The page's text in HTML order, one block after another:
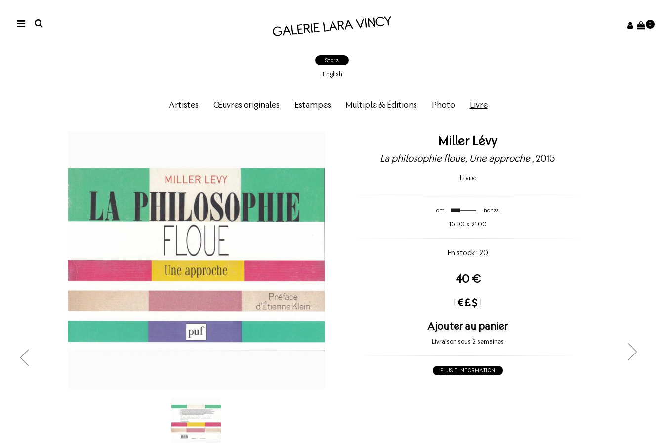
0
Store
English
Artistes Œuvres originales Estampes Multiple & Éditions Photo Livre
Miller Lévy
La philosophie floue, Une approche, 2015
Livre
cm inches
15.00 x 21.00
En stock : 20
40 €
[ ]
Ajouter au panier
Livraison sous 2 semaines
PLUS D'INFORMATION